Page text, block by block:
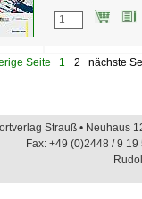
Seite 1 2 nächste
Strauß • Neuhaus
Fax: +49 (0)2448 / 9